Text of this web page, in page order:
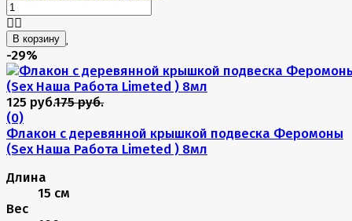
В корзину
-29%
125 руб.175 руб.
(0)
Флакон с деревянной крышкой подвеска Феромоны
(Sex Наша Работа Limeted ) 8мл
Длина
15 см
Вес